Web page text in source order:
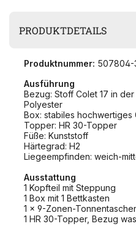
PRODUKTDETAILS
Produktnummer: 507804-
Ausführung
Bezug: Stoff Colet 17 in
Polyester
Box: stabiles
Topper: HR 30-Topper
Füße: Kunststoff
Härtegrad: H2
Liegeempfinden: weich-
Ausstattung
1 Kopfteil mit Steppung
1 Box mit 1 Bettkasten
1 x 9-Zonen-
1 HR 30-Topper, Bezug